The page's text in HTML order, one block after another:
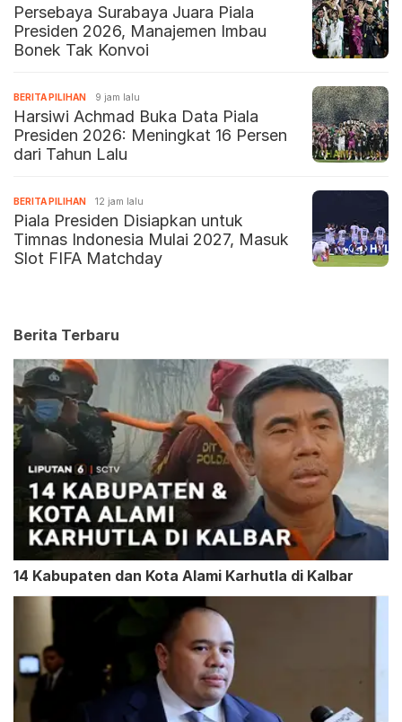
Persebaya Surabaya Juara Piala
Presiden 2026, Manajemen Imbau
Bonek Tak Konvoi
BERITA PILIHAN 9 jam lalu
Harsiwi Achmad Buka Data Piala
Presiden 2026: Meningkat 16 Persen
dari Tahun Lalu
BERITA PILIHAN 12 jam lalu
Piala Presiden Disiapkan untuk
Timnas Indonesia Mulai 2027, Masuk
Slot FIFA Matchday
Berita Terbaru
14 Kabupaten dan Kota Alami Karhutla di Kalbar